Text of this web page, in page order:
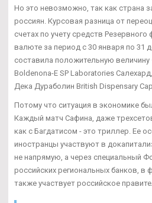
Но это невозможно, так как страна
россиян. Курсовая разница от
счетах по учету средств
валюте за период с 30 января по 31
составила положительную величину
Boldenona-E SP Laboratories
Дека Дураболин British Dispensary
Потому что ситуация в экономике
Каждый матч Сафина, даже
как с Багдатисом - это триллер. Ее
иностранцы участвуют в
не напрямую, а через специальный
российских региональных банков, в
также участвует российское